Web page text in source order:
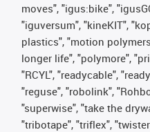
moves", "igus:bike",
"iguversum", "kineKIT",
plastics", "motion
longer life", "polymore",
"RCYL", "readycable",
"reguse", "robolink",
"superwise", "take the
"tribotape", "triflex",